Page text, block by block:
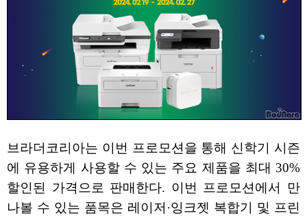
브라더코리아는 이번 프로모션을 통해 신학기 시즌
에 유용하게 사용할 수 있는 주요 제품을 최대 30%
할인된 가격으로 판매한다. 이번 프로모션에서 만
나볼 수 있는 품목은 레이저·잉크젯 복합기 및 프린